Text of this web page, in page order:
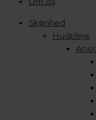
Skønhed
Hudpleje